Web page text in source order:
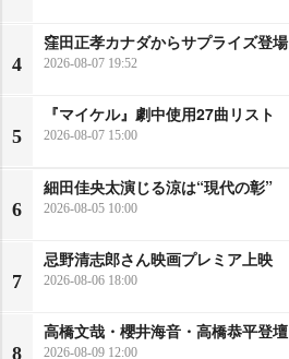
4
窪田正孝カナダからサプライズ登場
2026-08-07 19:52
5
『マイケル』劇中使用27曲リスト
2026-08-07 15:00
6
細田佳央太演じる涼は“現代の彰”
2026-08-05 10:00
7
忌野清志郎さん映画プレミア上映
2026-08-06 18:00
8
高橋文哉・櫻井海音・高橋恭平登壇
2026-08-09 12:00